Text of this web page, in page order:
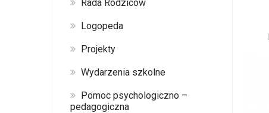
Rada Rodziców
Logopeda
Projekty
Wydarzenia szkolne
Pomoc psychologiczno –
pedagogiczna